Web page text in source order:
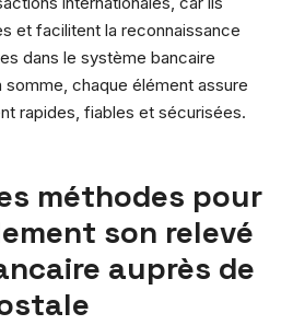
et facilitent la reconnaissance
dans le système bancaire
somme, chaque élément assure
rapides, fiables et sécurisées.
méthodes pour
son relevé
auprès de